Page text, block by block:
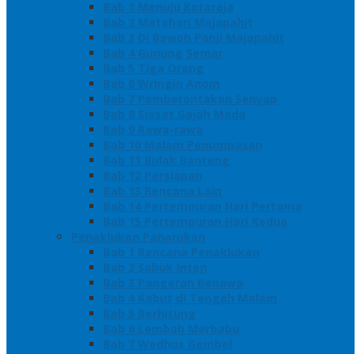
Bab 1 Menuju Kotaraja
Bab 2 Matahari Majapahit
Bab 3 Di Bawah Panji Majapahit
Bab 4 Gunung Semar
Bab 5 Tiga Orang
Bab 6 Wringin Anom
Bab 7 Pemberontakan Senyap
Bab 8 Siasat Gajah Mada
Bab 9 Rawa-rawa
Bab 10 Malam Penumpasan
Bab 11 Bulak Banteng
Bab 12 Persiapan
Bab 13 Rencana Lain
Bab 14 Pertempuran Hari Pertama
Bab 15 Pertempuran Hari Kedua
Penaklukan Panarukan
Bab 1 Rencana Penaklukan
Bab 2 Sabuk Inten
Bab 3 Pangeran Benawa
Bab 4 Kabut di Tengah Malam
Bab 5 Berhitung
Bab 6 Lembah Merbabu
Bab 7 Wedhus Gembel